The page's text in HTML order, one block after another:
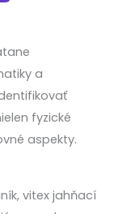
a
fyzické
aspekty.
vitex jahňací